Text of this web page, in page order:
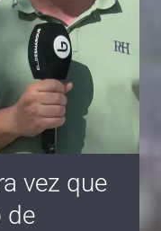
vez que
de